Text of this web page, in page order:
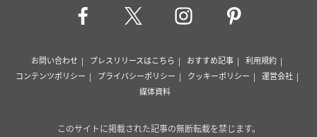
お問い合わせ プレスリリースはこちら おすすめ記事
利用規約
コンテンツポリシー
プライバシーポリシー クッキーポリシー
運営会社
媒体資料
このサイトに掲載された記事の無断転載を禁じます。